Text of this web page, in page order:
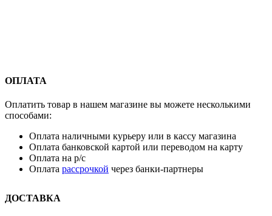
ОПЛАТА
Оплатить товар в нашем магазине вы можете несколькими
способами:
Оплата наличными курьеру или в кассу магазина
Оплата банковской картой или переводом на карту
Оплата на р/с
Оплата рассрочкой через банки-партнеры
ДОСТАВКА